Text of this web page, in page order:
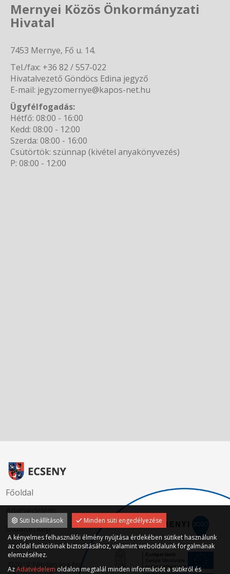
Mernyei Közös Önkormányzati
Hivatal
7453 Mernye, Fő u. 14.
Tel./fax: +36 82 / 557-022
Hivatalvezető Göndöcs Edina jegyző
E-mail: jegyzomernye@kapos-net.hu
Ügyfélfogadás:
Hétfő: 08:00 - 16:00
Kedd: 08:00 - 12:00
Szerda: 08:00 - 16:00
Csütörtök: szünnap (kivétel anyakönyvezés)
P: 08:00 - 12:00
Főoldal
Adatvédelem
Oldaltérkép
©2018 Minden jog fenntartva - www.ecseny.hu Készítette:
Süti beállítások
Minden süti engedélyezése
A kényelmes felhasználói élmény nyújtása érdekében sütiket használunk
az oldal funkcióinak biztosításához, valamint weboldalunk forgalmának
elemzéséhez.
AzAdatvédelem oldalon megtalál minden információt a sütikről és